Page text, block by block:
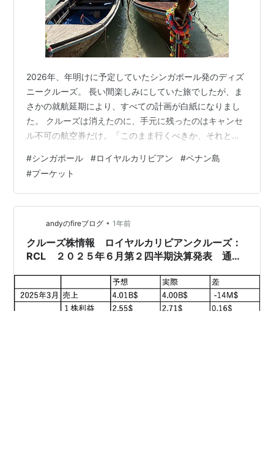
2026年、年明けに予定していたシンガポール発のディズ
ニークルーズ。 長い間楽しみにしていた旅でしたが、ま
さかの就航延期により、すべての計画が白紙になりまし
た。 クルーズは消えたのに、手元に残ったのはキャンセ
ル不可の航空券だけ。「このまま行くべきか、それとも
選んだのは、“行く”という決断。 そして結果的にこの旅
は、想像以上に満足度の高いものになりました。 予定崩
壊からの再スタート｜選んだのは“もう一つのクルーズ”
今回の旅程｜5泊7日シンガポール＋クルーズ 1日目｜関
空発 深夜便でシンガポールへ 2日目｜シンガポール到着
→ クルーズ乗船 …
#シンガポール #ロイヤルカリビアン #ペナン島
#プーケット
andyのfireブログ • 1年前
クルーズ株情報 ロイヤルカリビアンクルーズ：
RCL ２０２５年６月第２四半期決算発表 通年